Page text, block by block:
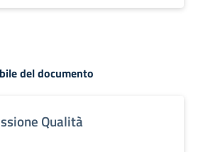
del documento
Qualità